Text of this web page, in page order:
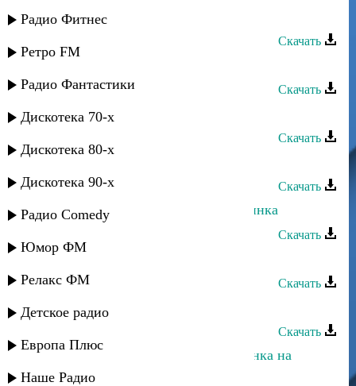
Радио Фитнес
Ретро FM
Радио Фантастики
Дискотека 70-х
Дискотека 80-х
Дискотека 90-х
Радио Comedy
Юмор ФМ
Релакс ФМ
Детское радио
Европа Плюс
Наше Радио
Лезгинка - Магъарул 2011
Скачать
Сувар группа - Лезгинкадал илига
Скачать
Сувар группа - Лезгинка ягъ гада
Скачать
Скачать
Асадула Бахтанов - Аварская лезгинка
Скачать
Рустам Ахмедханов - Лето
Скачать
Зоя Гудова - Лезгинка
Скачать
Неизвестный исполнитель - Лезгинка на
народных инструментах - 6